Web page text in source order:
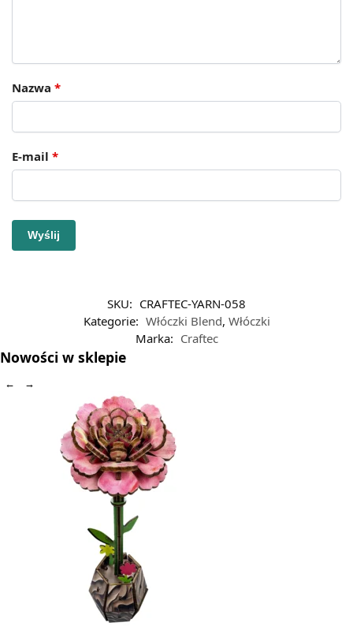
Nazwa *
E-mail *
SKU: CRAFTEC-YARN-058
Kategorie: Włóczki Blend, Włóczki
Marka: Craftec
Nowości w sklepie
← →